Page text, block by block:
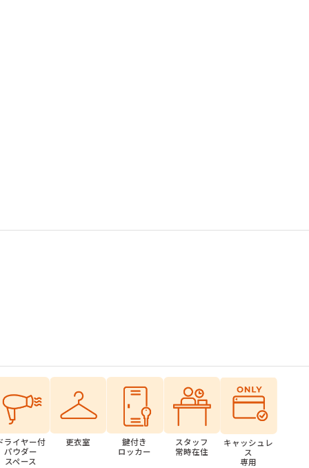
ライヤー付
パウダー
スペース
更衣室
鍵付き
ロッカー
スタッフ
常時在住
キャッシュレ
ス
専用